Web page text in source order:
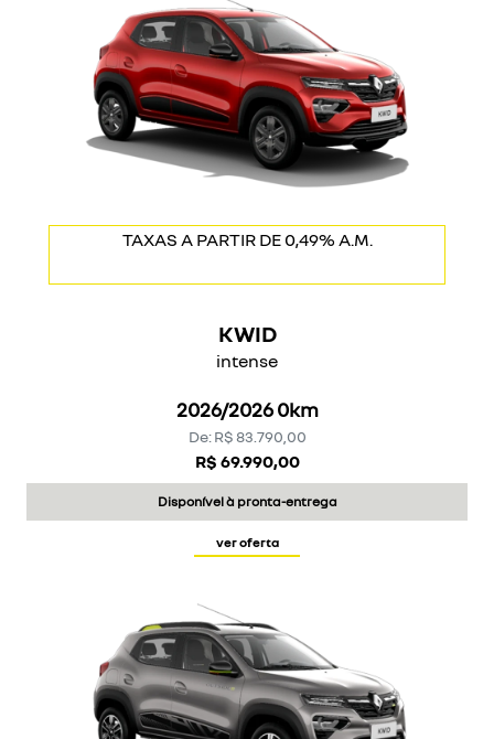
KWID
intense
TAXAS A PARTIR DE 0,49% A.M.
MAIS ECÔNOMICO DA CATEGORIA
2026/2026 0km
De: R$ 83.790,00
R$ 69.990,00
Disponível à pronta-entrega
ver oferta